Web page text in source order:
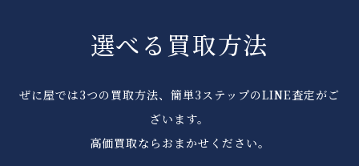
選べる買取方法
ぜに屋では3つの買取方法、簡単3ステップのLINE査定がご
ざいます。
高価買取ならおまかせください。